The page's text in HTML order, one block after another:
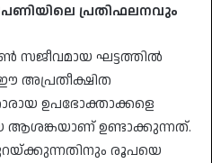
പ്രതിഫലനവും
സജീവമായ ഘട്ടത്തിൽ
അപ്രതീക്ഷിത
ഉപഭോക്താക്കളെ
ആശങ്കയാണ് ഉണ്ടാക്കുന്നത്.
കുറയ്ക്കുന്നതിനും രൂപയെ